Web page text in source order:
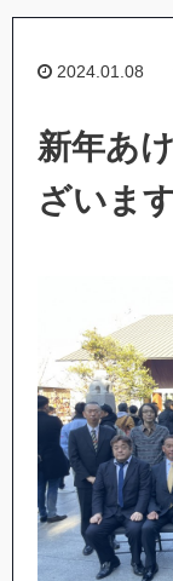
2024.01.08
新年あ
ざいま